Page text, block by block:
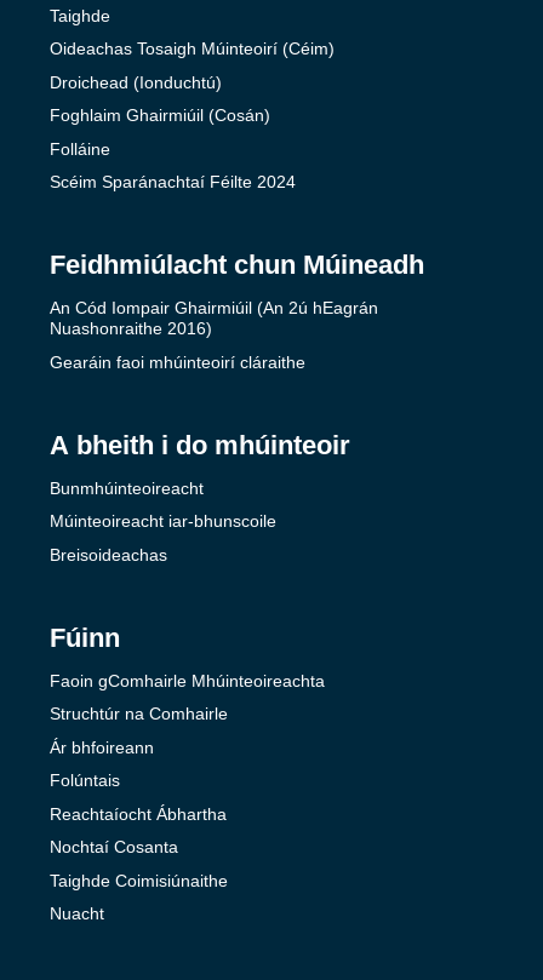
Taighde
Oideachas Tosaigh Múinteoirí (Céim)
Droichead (Ionduchtú)
Foghlaim Ghairmiúil (Cosán)
Folláine
Scéim Sparánachtaí Féilte 2024
Feidhmiúlacht chun Múineadh
An Cód Iompair Ghairmiúil (An 2ú hEagrán
Nuashonraithe 2016)
Gearáin faoi mhúinteoirí cláraithe
A bheith i do mhúinteoir
Bunmhúinteoireacht
Múinteoireacht iar-bhunscoile
Breisoideachas
Fúinn
Faoin gComhairle Mhúinteoireachta
Struchtúr na Comhairle
Ár bhfoireann
Folúntais
Reachtaíocht Ábhartha
Nochtaí Cosanta
Taighde Coimisiúnaithe
Nuacht